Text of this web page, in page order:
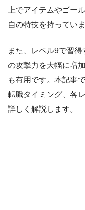
上でアイテムやゴー
自の特技を持っていま
また、レベル9で習得
の攻撃力を大幅に増
も有用です。本記事
転職タイミング、各
詳しく解説します。